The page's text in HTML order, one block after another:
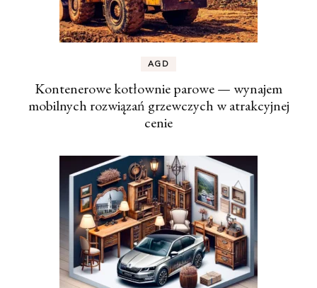
AGD
Kontenerowe kotłownie parowe — wynajem
mobilnych rozwiązań grzewczych w atrakcyjnej
cenie